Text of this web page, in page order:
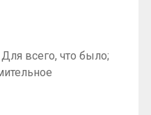
всего, что было;